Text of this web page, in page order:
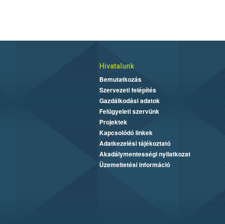
Hivatalunk
Bemutatkozás
Szervezeti felépítés
Gazdálkodási adatok
Felügyeleti szervünk
Projektek
Kapcsolódó linkek
Adatkezelési tájékoztató
Akadálymentességi nyilatkozat
Üzemeltetési információ